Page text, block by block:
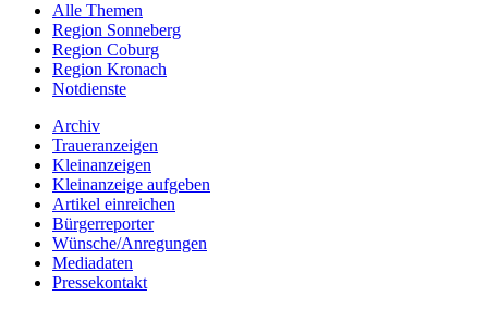
Alle Themen
Region Sonneberg
Region Coburg
Region Kronach
Notdienste
Archiv
Traueranzeigen
Kleinanzeigen
Kleinanzeige aufgeben
Artikel einreichen
Bürgerreporter
Wünsche/Anregungen
Mediadaten
Pressekontakt